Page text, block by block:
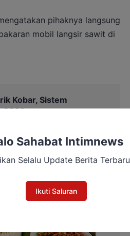
pihaknya langsung
mobil langsir sawit di
Kobar, Sistem
2026
Sahabat Intimnews
Selalu Update Berita Terbaru
Ikuti Saluran